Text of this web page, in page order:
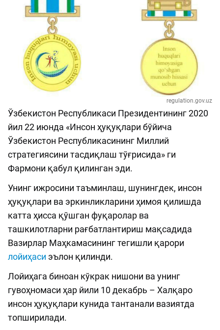
regulation.gov.uz
Ўзбекистон Республикаси Президентининг 2020
йил 22 июнда «Инсон ҳуқуқлари бўйича
Ўзбекистон Республикасининг Миллий
стратегиясини тасдиқлаш тўғрисида» ги
Фармони қабул қилинган эди.
Унинг ижросини таъминлаш, шунингдек, инсон
ҳуқуқлари ва эркинликларини ҳимоя қилишда
катта ҳисса қўшган фуқаролар ва
ташкилотларни рағбатлантириш мақсадида
Вазирлар Маҳкамасининг тегишли қарори
лойиҳаси эълон қилинди.
Лойиҳага биноан кўкрак нишони ва унинг
гувоҳномаси ҳар йили 10 декабрь – Халқаро
инсон ҳуқуқлари кунида тантанали вазиятда
топширилади.